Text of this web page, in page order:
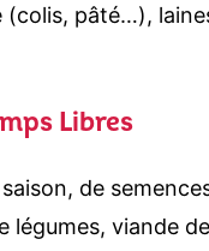
(colis, pâté…),
Libres
de
légumes, viande